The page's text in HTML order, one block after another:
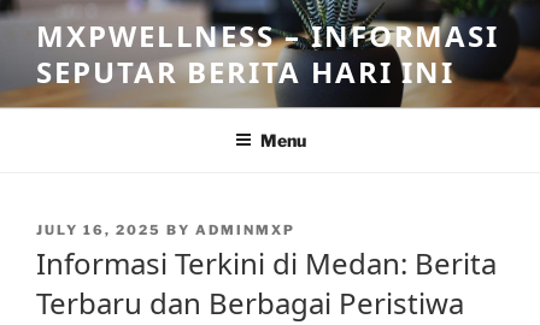
Skip
content
MXPWELLNESS – INFORMASI
SEPUTAR BERITA HARI INI
Menu
POSTED
JULY 16, 2025 BY ADMINMXP
Informasi Terkini di Medan: Berita
Terbaru dan Berbagai Peristiwa